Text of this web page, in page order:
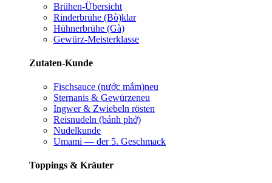
Brühen-Übersicht
Rinderbrühe (Bò)klar
Hühnerbrühe (Gà)
Gewürz-Meisterklasse
Zutaten-Kunde
Fischsauce (nước mắm)neu
Sternanis & Gewürzeneu
Ingwer & Zwiebeln rösten
Reisnudeln (bánh phở)
Nudelkunde
Umami — der 5. Geschmack
Toppings & Kräuter